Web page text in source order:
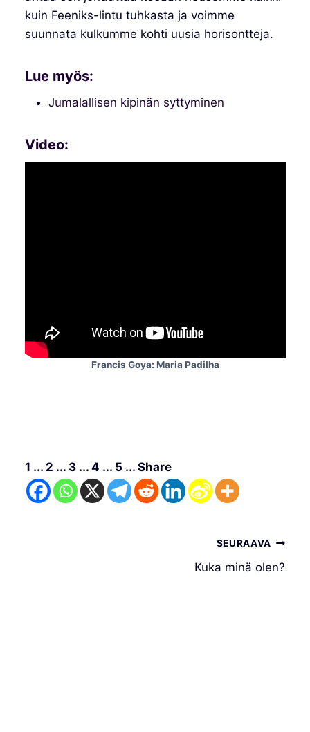
kuin Feeniks-lintu tuhkasta ja voimme
suunnata kulkumme kohti uusia horisontteja.
Lue myös:
Jumalallisen kipinän syttyminen
Video:
Francis Goya: Maria Padilha
1 ... 2 ... 3 ... 4 ... 5 ... Share
SEURAAVA
Kuka minä olen?